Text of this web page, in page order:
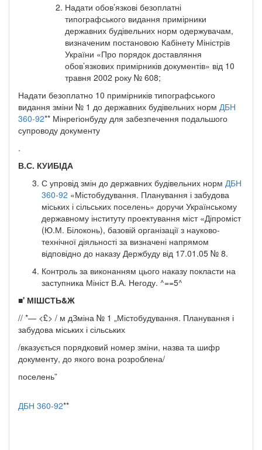
Надати обов’язкові безоплатні
типографського видання примірники
державних будівельних норм одержувачам,
визначеним постановою Кабінету Міністрів
України «Про порядок доставляння
обов’язкових примірників документів» від 10
травня 2002 року № 608;
Надати безоплатно 10 примірників типографського
видання зміни № 1 до державних будівельних норм ДБН
360-92** Мінрегіонбуду для забезпечення подальшого
супроводу документу
.
В.С. КУИБІДА
С упровід змін до державних будівельних норм ДБН
360-92 «Містобудування. Планування і забудова
міських і сільських поселень» доручи Українському
державному інституту проектування міст «Діпроміст
(Ю.М. Білоконь), базовій організації з науково-
технічної діяльності за визначені напрямом
відповідно до наказу Держбуду від 17.01.05 № 8.
Контроль за виконанням цього наказу покласти на
заступника Мініст В.А. Негоду. ^==5^
■' МІШСТЬ&Ж
// *— <£> / м дЗміна № 1 „Містобудування. Планування і
забудова міських і сільських
/вказується порядковий номер зміни, назва та шифр
документу, до якого вона розроблена/
поселень”
ДБН 360-92**